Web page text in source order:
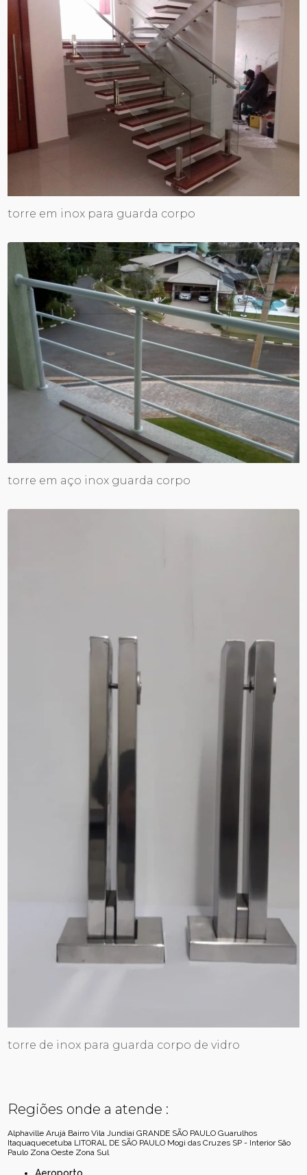
torre em inox para guarda corpo
torre em aço inox guarda corpo
torre de inox para guarda corpo de vidro
Regiões onde a atende :
Alphaville Arujá Bairro Vila Jundiaí GRANDE SÃO PAULO Guarulhos
Itaquaquecetuba LITORAL DE SÃO PAULO Mogi das Cruzes SP - Interior São
Paulo Zona Oeste Zona Sul
Aeroporto